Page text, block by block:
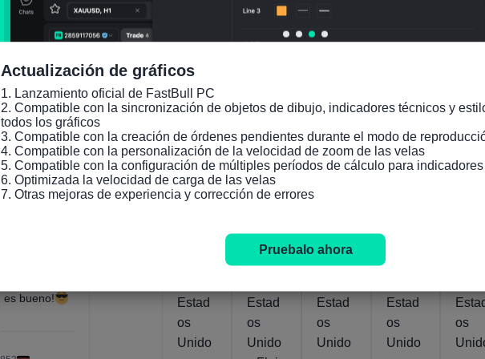
un
año
07
Abr.,
a corto
próxim
o año
(Julio)
14.03M
Barriles/día
07
Jul.,
EIA
o año
(Julio)
Pies
cúbicos/día
(Julio)
Estad
os
Unido
Estad
os
Unido
Estad
os
Unido
Estad
os
Unido
os
Actualización de gráficos
1. Lanzamiento oficial de FastBull PC
2. Compatible con la sincronización de objetos de dibujo, indicadores técnicos y
todos los gráficos
3. Compatible con la creación de órdenes pendientes durante el modo de
4. Compatible con la personalización de la velocidad de zoom de las velas
5. Compatible con la configuración de múltiples períodos de cálculo para
6. Optimizada la velocidad de carga de las velas
7. Otras mejoras de experiencia y corrección de errores
Pruebalo ahora